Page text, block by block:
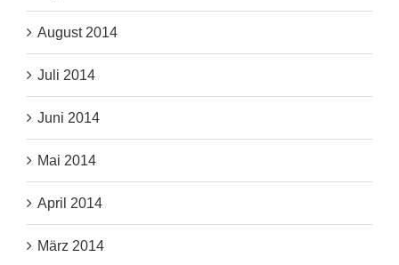
August 2014
Juli 2014
Juni 2014
Mai 2014
April 2014
März 2014